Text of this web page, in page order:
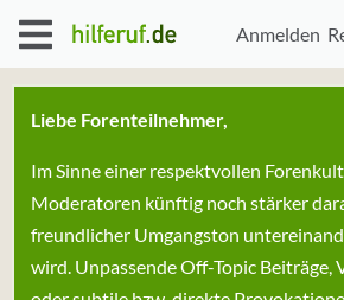
Anmelden
Liebe Forenteilnehmer,
Im Sinne einer respektvollen
Moderatoren künftig noch stärker
freundlicher Umgangston
wird. Unpassende Off-Topic Beiträge,